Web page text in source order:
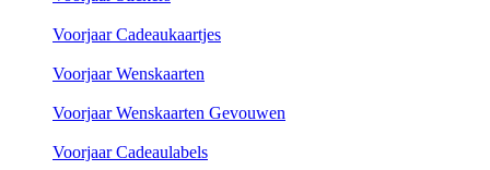
Voorjaar Cadeaukaartjes
Voorjaar Wenskaarten
Voorjaar Wenskaarten Gevouwen
Voorjaar Cadeaulabels